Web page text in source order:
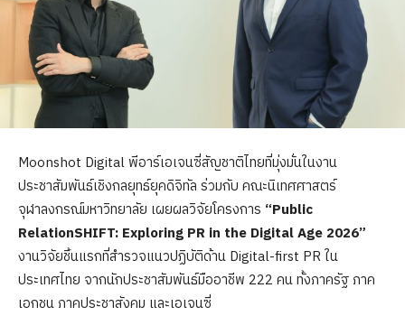
Moonshot Digital พีอาร์เอเจนซี่สัญชาติไทยที่มุ่งมั่นในงาน
ประชาสัมพันธ์เชิงกลยุทธ์ยุคดิจิทัล ร่วมกับ คณะนิเทศศาสตร์
จุฬาลงกรณ์มหาวิทยาลัย เผยผลวิจัยโครงการ “Public
RelationSHIFT: Exploring PR in the Digital Age 2026”
งานวิจัยชิ้นแรกที่สำรวจแนวปฏิบัติด้าน Digital-first PR ใน
ประเทศไทย จากนักประชาสัมพันธ์มืออาชีพ 222 คน ทั้งภาครัฐ ภาค
เอกชน ภาคประชาสังคม และเอเจนซี่